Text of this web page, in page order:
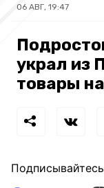
06 АВГ, 19:47
украл из
товары